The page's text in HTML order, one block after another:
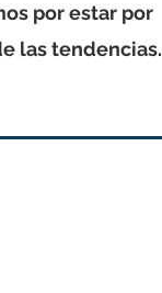
por estar por
las tendencias.